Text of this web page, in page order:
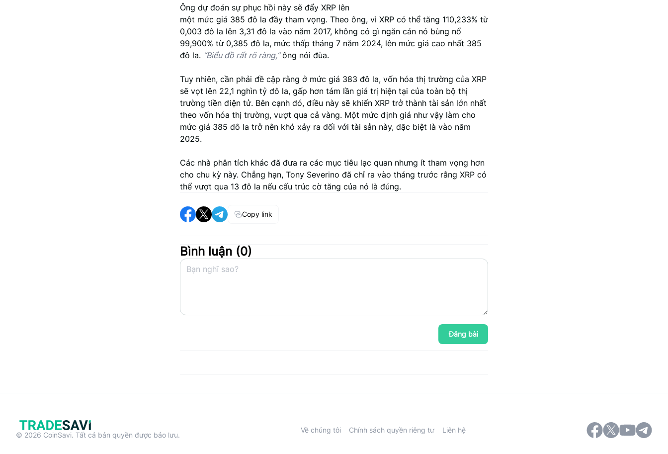
Ông dự đoán sự phục hồi này sẽ đẩy XRP lên
một mức giá 385 đô la đầy tham vọng. Theo ông, vì XRP có thể tăng 110,233% từ
0,003 đô la lên 3,31 đô la vào năm 2017, không có gì ngăn cản nó bùng nổ
99,900% từ 0,385 đô la, mức thấp tháng 7 năm 2024, lên mức giá cao nhất 385
đô la. “Biểu đồ rất rõ ràng,”ông nói đùa.
Tuy nhiên, cần phải đề cập rằng ở mức giá 383 đô la, vốn hóa thị trường của XRP
sẽ vọt lên 22,1 nghìn tỷ đô la, gấp hơn tám lần giá trị hiện tại của toàn bộ thị
trường tiền điện tử. Bên cạnh đó, điều này sẽ khiến XRP trở thành tài sản lớn nhất
theo vốn hóa thị trường, vượt qua cả vàng. Một mức định giá như vậy làm cho
mức giá 385 đô la trở nên khó xảy ra đối với tài sản này, đặc biệt là vào năm
2025.
Các nhà phân tích khác đã đưa ra các mục tiêu lạc quan nhưng ít tham vọng hơn
cho chu kỳ này. Chẳng hạn, Tony Severino đã chỉ ra vào tháng trước rằng XRP có
thể vượt qua 13 đô la nếu cấu trúc cờ tăng của nó là đúng.
Copy link
Bình luận (0)
Đăng bài
© 2026 CoinSavi. Tất cả bản quyền được bảo lưu.
Về chúng tôi Chính sách quyền riêng tư Liên hệ